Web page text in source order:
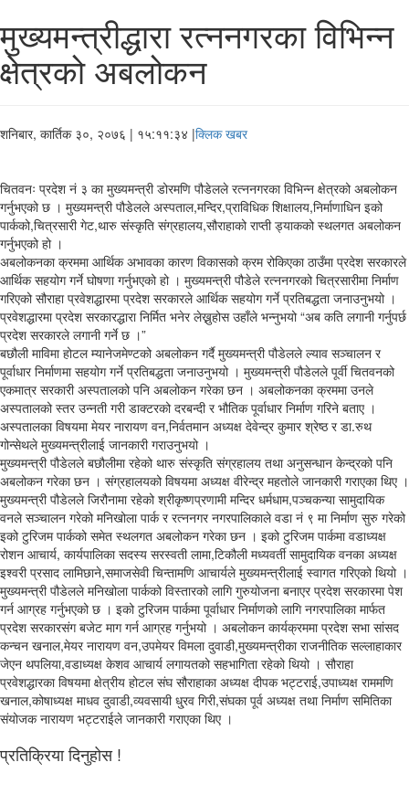
मुख्यमन्त्रीद्धारा रत्ननगरका विभिन्न
क्षेत्रको अबलोकन
शनिबार, कार्तिक ३०, २०७६ | १५:११:३४ |क्लिक खबर
चितवनः प्रदेश नं ३ का मुख्यमन्त्री डोरमणि पौडेलले रत्ननगरका विभिन्न क्षेत्रको अबलोकन
गर्नुभएको छ । मुख्यमन्त्री पौडेलले अस्पताल,मन्दिर,प्राविधिक शिक्षालय,निर्माणाधिन इको
पार्कको,चित्रसारी गेट,थारु संस्कृति संग्रहालय,सौराहाको राप्ती ड्याकको स्थलगत अबलोकन
गर्नुभएको हो ।
अबलोकनका क्रममा आर्थिक अभावका कारण विकासको क्रम रोकिएका ठाउँमा प्रदेश सरकारले
आर्थिक सहयोग गर्ने घोषणा गर्नुभएको हो । मुख्यमन्त्री पौडेले रत्ननगरको चित्रसारीमा निर्माण
गरिएको सौराहा प्रवेशद्धारमा प्रदेश सरकारले आर्थिक सहयोग गर्ने प्रतिबद्धता जनाउनुभयो ।
प्रवेशद्धारमा प्रदेश सरकारद्धारा निर्मित भनेर लेख्नुहोस उहाँले भन्नुभयो “अब कति लगानी गर्नुपर्छ
प्रदेश सरकारले लगानी गर्ने छ ।”
बछौली माविमा होटल म्यानेजमेण्टको अबलोकन गर्दै मुख्यमन्त्री पौडेलले ल्याव सञ्चालन र
पूर्वाधार निर्माणमा सहयोग गर्ने प्रतिबद्धता जनाउनुभयो । मुख्यमन्त्री पौडेलले पूर्वी चितवनको
एकमात्र सरकारी अस्पतालको पनि अबलोकन गरेका छन । अबलोकनका क्रममा उनले
अस्पतालको स्तर उन्नती गरी डाक्टरको दरबन्दी र भौतिक पूर्वाधार निर्माण गरिने बताए ।
अस्पतालका विषयमा मेयर नारायण वन,निर्वतमान अध्यक्ष देवेन्द्र कुमार श्रेष्ठ र डा.रुथ
गोन्सेथले मुख्यमन्त्रीलाई जानकारी गराउनुभयो ।
मुख्यमन्त्री पौडेलले बछौलीमा रहेको थारु संस्कृति संग्रहालय तथा अनुसन्धान केन्द्रको पनि
अबलोकन गरेका छन । संग्रहालयको विषयमा अध्यक्ष वीरेन्द्र महतोले जानकारी गराएका थिए ।
मुख्यमन्त्री पौडेलले जिरौनामा रहेको श्रीकृष्णप्रणामी मन्दिर धर्मधाम,पञ्चकन्या सामुदायिक
वनले सञ्चालन गरेको मनिखोला पार्क र रत्ननगर नगरपालिकाले वडा नं ९ मा निर्माण सुरु गरेको
इको टुरिजम पार्कको समेत स्थलगत अबलोकन गरेका छन । इको टुरिजम पार्कमा वडाध्यक्ष
रोशन आचार्य, कार्यपालिका सदस्य सरस्वती लामा,टिकौली मध्यवर्ती सामुदायिक वनका अध्यक्ष
इश्वरी प्रसाद लामिछाने,समाजसेवी चिन्तामणि आचार्यले मुख्यमन्त्रीलाई स्वागत गरिएको थियो ।
मुख्यमन्त्री पौडेलले मनिखोला पार्कको विस्तारको लागि गुरुयोजना बनाएर प्रदेश सरकारमा पेश
गर्न आग्रह गर्नुभएको छ । इको टुरिजम पार्कमा पूर्वाधार निर्माणको लागि नगरपालिका मार्फत
प्रदेश सरकारसंग बजेट माग गर्न आग्रह गर्नुभयो । अबलोकन कार्यक्रममा प्रदेश सभा सांसद
कन्चन खनाल,मेयर नारायण वन,उपमेयर विमला दुवाडी,मुख्यमन्त्रीका राजनीतिक सल्लाहाकार
जेएन थपलिया,वडाध्यक्ष केशव आचार्य लगायतको सहभागिता रहेको थियो । सौराहा
प्रवेशद्धारका विषयमा क्षेत्रीय होटल संघ सौराहाका अध्यक्ष दीपक भट्टराई,उपाध्यक्ष राममणि
खनाल,कोषाध्यक्ष माधव दुवाडी,व्यवसायी धु्रव गिरी,संघका पूर्व अध्यक्ष तथा निर्माण समितिका
संयोजक नारायण भट्टराईले जानकारी गराएका थिए ।
प्रतिक्रिया दिनुहोस !